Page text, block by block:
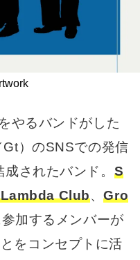
やるバンドがした
Gt）のSNSでの発信
されたバンド。 S
Club、Gro
加するメンバーが
をコンセプトに活